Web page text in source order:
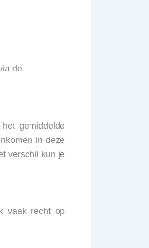
de
gemiddelde
in deze
verschil kun je
vaak recht op